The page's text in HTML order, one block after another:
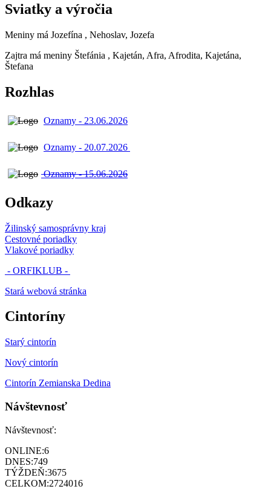
Sviatky a výročia
Meniny má Jozefína , Nehoslav, Jozefa
Zajtra má meniny Štefánia , Kajetán, Afra, Afrodita, Kajetána,
Štefana
Rozhlas
Oznamy - 23.06.2026
Oznamy - 20.07.2026
Oznamy - 15.06.2026
Odkazy
Žilinský samosprávny kraj
Cestovné poriadky
Vlakové poriadky
- ORFIKLUB -
Stará webová stránka
Cintoríny
Starý cintorín
Nový cintorín
Cintorín Zemianska Dedina
Návštevnosť
Návštevnosť:
ONLINE:6
DNES:749
TÝŽDEŇ:3675
CELKOM:2724016